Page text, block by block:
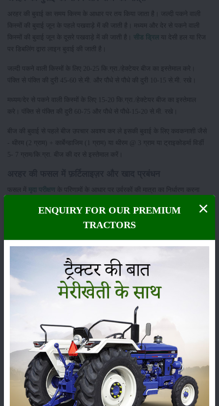
अरहर की बुवाई का समय किस्म के आधार पर तय किया जाता है। जल्दी पकने वाली
किस्मों की बुवाई जून के पहले पखवाड़े में की जाती है। मध्यम और देर से पकने वाली
किस्मों की बुवाई जून के दूसरे पखवाड़े में की जाती है। सीड ड्रिल या देसी हल या रिज
पर डिबलिंग द्वारा लाइन बुवाई की जाती है।
जल्दी पकने वाली किस्मों के लिए 20-25 कि.ग्रा./हेक्टेयर बीज का इस्तेमाल करे।
पंक्ति से पंक्ति की दुरी 45-60 से.मी. और पौधे से पौधे की दुरी 10-15 से.मी. रखे।
मध्यम/देर से पकने वाली किस्मों के लिए 15-20 कि.ग्रा./हेक्टेयर बीज का इस्तेमाल
करे। पंक्ति से पंक्ति की दुरी 60-75 और पौधे से पौधे-15-20 से.मी. रखे।
बीज की बुवाई से पहले बीज उपचार अवश्य कर ले इसकी बुवाई के लिए कवकनाशी जैसे
- थीरम (2 ग्राम) + कार्बेन्डाजिम (1 ग्राम) या थीरम @ 3 ग्राम या ट्राइकोडर्मा विर्डी
5- 7 ग्राम/कि.ग्रा. बीज की दर से इस्तेमाल करें।
फसल में मृदा परीक्षण के परिणामों के आधार पर उर्वरकों की मात्रा का निर्धारण करना
ड्रिल किया जाता है।
मध्यम काली मिट्टी और बलुई दोमट मिट्टी में सल्फर 20 किलोग्राम प्रति हेक्टेयर
डालें। रेतीली मिट्टी में 3 कि.ग्रा. Zn प्रति हेक्टेयर (15 कि.ग्रा. जिंक सल्फेट हेप्टा
हाइड्रेट/9 कि.ग्रा. जिंक सल्फेट) डालें बेसल के रूप में।
खड़ी फसल में जिंक की कमी पाए जाने पर 5 किग्रा जिंक सल्फेट + चूना 2.5 किग्रा
800-1000 लीटर पानी में घोलकर प्रति हेक्टेयर का छिड़काव कर सकते हैं।
मूँग की फसल के घातक रोगों के लक्षण और उनकी रोकथाम
अरहर की खेती में सिंचाई प्रबंधन
अरहर एक गहरी जड़ वाली फसल है, इसलिए सूखे को सहन कर सकती है। लेकिन लंबे
समय तक सूखे की स्थिति में तीन बार सिंचाई की जरूरत होती है।
पहली शाखन अवस्था में (बुवाई के 30 दिनों के बाद), दूसरी पुष्पन अवस्था में (बुवाई के
ENQUIRY FOR OUR PREMIUM
TRACTORS